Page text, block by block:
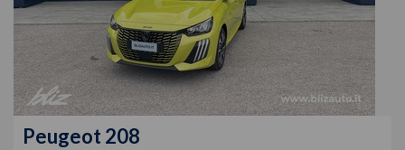
Peugeot 208